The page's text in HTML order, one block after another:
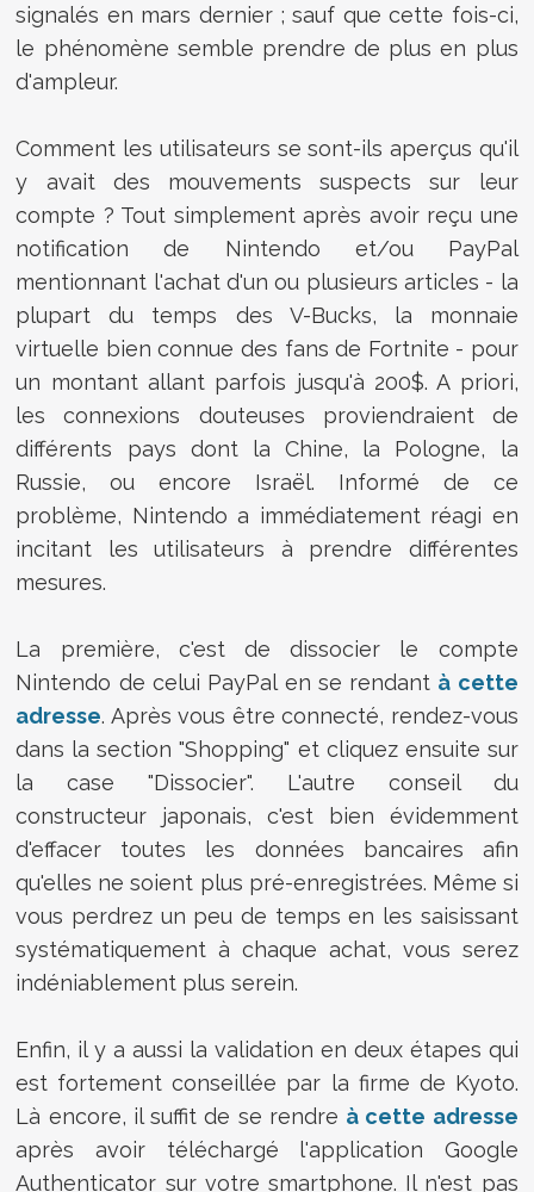
signalés en mars dernier ; sauf que cette fois-ci,
le phénomène semble prendre de plus en plus
d'ampleur.
Comment les utilisateurs se sont-ils aperçus qu'il
y avait des mouvements suspects sur leur
compte ? Tout simplement après avoir reçu une
notification de Nintendo et/ou PayPal
mentionnant l'achat d'un ou plusieurs articles - la
plupart du temps des V-Bucks, la monnaie
virtuelle bien connue des fans de Fortnite - pour
un montant allant parfois jusqu'à 200$. A priori,
les connexions douteuses proviendraient de
différents pays dont la Chine, la Pologne, la
Russie, ou encore Israël. Informé de ce
problème, Nintendo a immédiatement réagi en
incitant les utilisateurs à prendre différentes
mesures.
La première, c'est de dissocier le compte
Nintendo de celui PayPal en se rendant à cette
adresse. Après vous être connecté, rendez-vous
dans la section "Shopping" et cliquez ensuite sur
la case "Dissocier". L'autre conseil du
constructeur japonais, c'est bien évidemment
d'effacer toutes les données bancaires afin
qu'elles ne soient plus pré-enregistrées. Même si
vous perdrez un peu de temps en les saisissant
systématiquement à chaque achat, vous serez
indéniablement plus serein.
Enfin, il y a aussi la validation en deux étapes qui
est fortement conseillée par la firme de Kyoto.
Là encore, il suffit de se rendre à cette adresse
après avoir téléchargé l'application Google
Authenticator sur votre smartphone. Il n'est pas